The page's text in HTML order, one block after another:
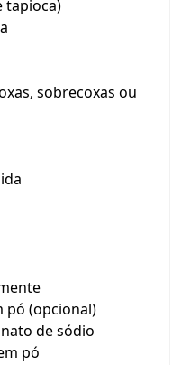
tapioca)
sobrecoxas ou
pó (opcional)
de sódio
pó